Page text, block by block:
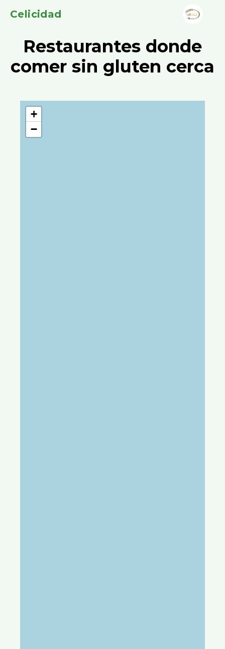
Celicidad
Restaurantes donde
comer sin gluten cerca
+
−